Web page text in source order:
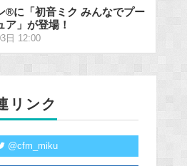
®に「初音ミク みんなでプー
ア」が登場！
日 12:00
リンク
@cfm_miku